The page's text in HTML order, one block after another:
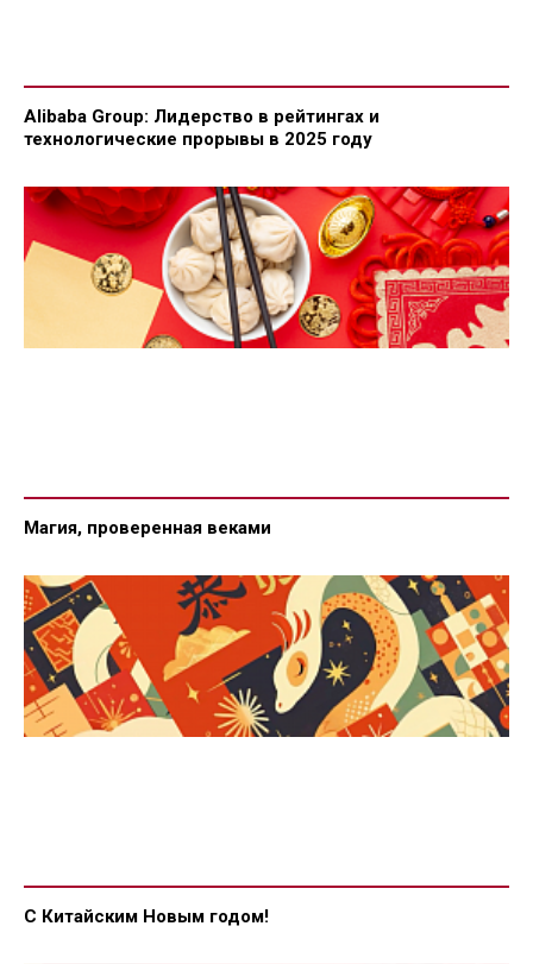
Alibaba Group: Лидерство в рейтингах и
технологические прорывы в 2025 году
Магия, проверенная веками
С Китайским Новым годом!